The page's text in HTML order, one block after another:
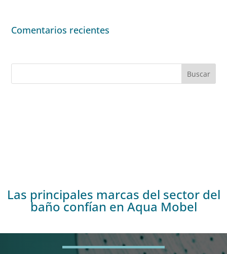
Comentarios recientes
Las principales marcas del sector del
baño confían en Aqua Mobel